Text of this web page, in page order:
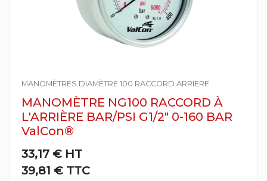
MANOMÈTRES DIAMÈTRE 100 RACCORD ARRIERE
MANOMÈTRE NG100 RACCORD À
L'ARRIÈRE BAR/PSI G1/2" 0-160 BAR
ValCon®
33,17 € HT
39,81 € TTC